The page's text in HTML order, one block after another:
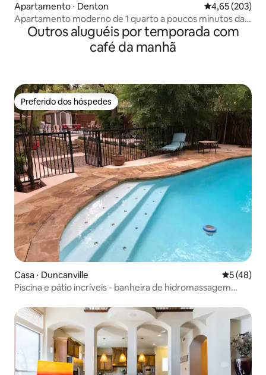
Apartamento ⋅ Denton 4,65 de uma
4,65 (203)
Apartamento moderno de 1 quarto a poucos minutos da
Praça Denton
Outros aluguéis por temporada com
café da manhã
Preferido dos hóspedes
Preferido dos hóspedes
Casa ⋅ Duncanville 5 de uma
5 (48)
Piscina e pátio incríveis - banheira de hidromassagem